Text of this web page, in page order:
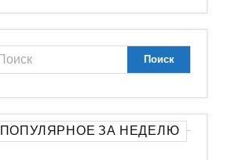
ПОПУЛЯРНОЕ ЗА НЕДЕЛЮ